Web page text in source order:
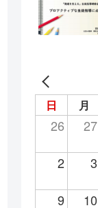
日 月
26 27
2 3
9 10